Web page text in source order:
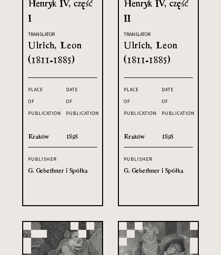
Henryk IV, część
I
TRANSLATOR
Ulrich, Leon
(1811-1885)
PLACE
OF
PUBLICATION
Kraków
DATE
OF
PUBLICATION
1895
PUBLISHER
G. Gebethner i Spółka
Henryk IV, część
II
TRANSLATOR
Ulrich, Leon
(1811-1885)
PLACE
OF
PUBLICATION
Kraków
DATE
OF
PUBLICATION
1895
PUBLISHER
G. Gebethner i Spółka